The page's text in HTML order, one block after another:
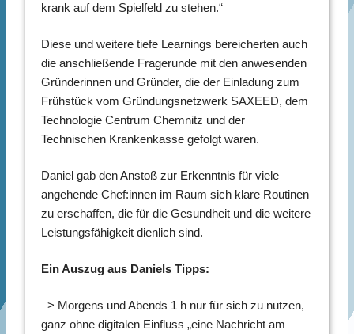
krank auf dem Spielfeld zu stehen.“
Diese und weitere tiefe Learnings bereicherten auch
die anschließende Fragerunde mit den anwesenden
Gründerinnen und Gründer, die der Einladung zum
Frühstück vom Gründungsnetzwerk SAXEED, dem
Technologie Centrum Chemnitz und der
Technischen Krankenkasse gefolgt waren.
Daniel gab den Anstoß zur Erkenntnis für viele
angehende Chef:innen im Raum sich klare Routinen
zu erschaffen, die für die Gesundheit und die weitere
Leistungsfähigkeit dienlich sind.
Ein Auszug aus Daniels Tipps:
–> Morgens und Abends 1 h nur für sich zu nutzen,
ganz ohne digitalen Einfluss „eine Nachricht am